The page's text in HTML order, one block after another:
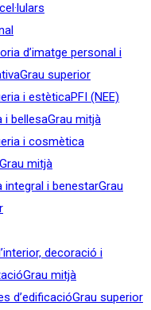
d’imatge personal i
Grau superior
i estèticaPFI (NEE)
i bellesaGrau mitjà
i cosmètica
Grau mitjà
integral i benestarGrau
decoració i
Grau mitjà
d’edificacióGrau superior